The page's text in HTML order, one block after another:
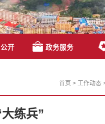
开 政务服务
首页 > 工作动态
练兵”